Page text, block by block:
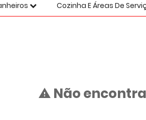
Cozinha E Áreas De
Não